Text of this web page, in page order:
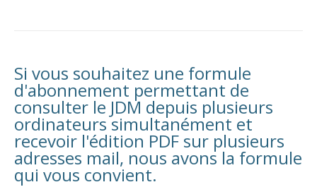
Si vous souhaitez une formule
d'abonnement permettant de
consulter le JDM depuis plusieurs
ordinateurs simultanément et
recevoir l'édition PDF sur plusieurs
adresses mail, nous avons la formule
qui vous convient.